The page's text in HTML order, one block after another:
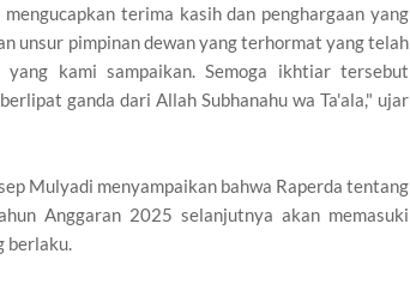
terima kasih dan penghargaan yang
unsur pimpinan dewan yang terhormat yang telah
yang kami sampaikan. Semoga ikhtiar tersebut
ganda dari Allah Subhanahu wa Ta'ala," ujar
Mulyadi menyampaikan bahwa Raperda tentang
Anggaran 2025 selanjutnya akan memasuki
berlaku.